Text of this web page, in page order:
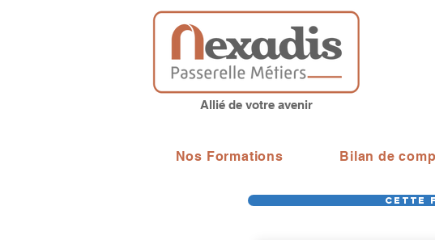
Allié de votre avenir
Nos Formations Bilan de
Cette